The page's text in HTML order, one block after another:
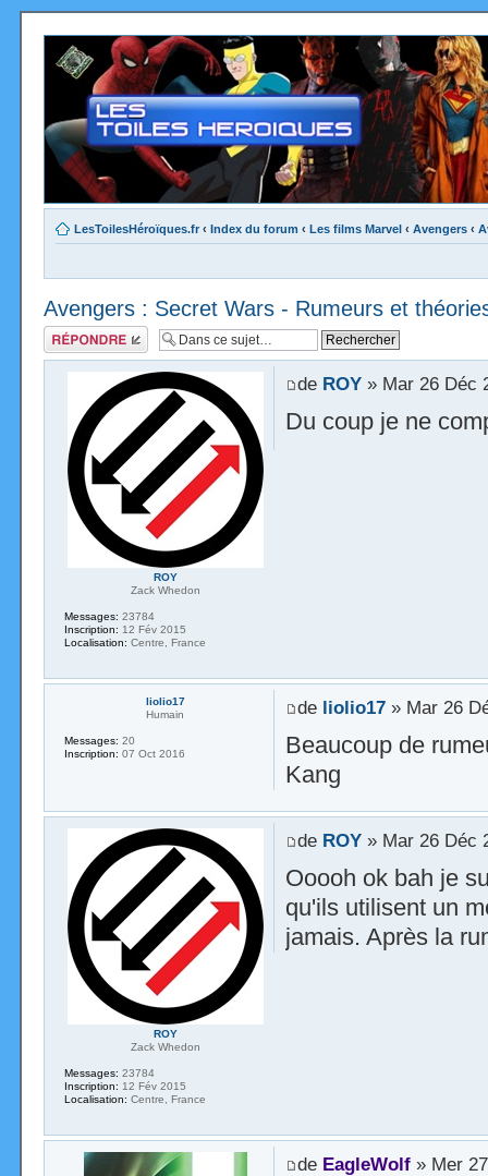
LesToilesHéroïques.fr ‹ Index du forum ‹ Les films Marvel ‹ Avengers ‹
Avengers : Secret Wars - Rumeurs et
Répondre
de ROY» Mar 26 Déc
Du coup je ne
ROY
Zack Whedon
Messages: 23784
Inscription: 12 Fév 2015
Localisation: Centre, France
de liolio17» Mar 26
Beaucoup de
Kang
liolio17
Humain
Messages: 20
Inscription: 07 Oct 2016
de ROY» Mar 26 Déc
Ooooh ok bah je
qu'ils utilisent un
jamais. Après la
ROY
Zack Whedon
Messages: 23784
Inscription: 12 Fév 2015
Localisation: Centre, France
de EagleWolf» Mer